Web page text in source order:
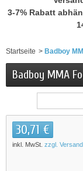
3-7% Rabatt
Startseite > Badboy
Badboy MMA
30,71 €
inkl. MwSt. zzgl.